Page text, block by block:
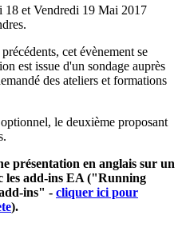
18 et Vendredi 19 Mai 2017
cet évènement se
est issue d'un sondage auprès
des ateliers et formations
le deuxième proposant
présentation en anglais sur un
les add-ins EA ("Running
ins" - cliquer ici pour
).